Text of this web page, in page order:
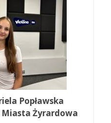
Popławska
Miasta Żyrardowa